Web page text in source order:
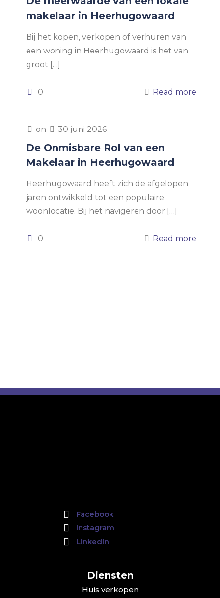
makelaar in Heerhugowaard
Bij het kopen, verkopen of verhuren van
een woning in Heerhugowaard is het van
groot […]
0 Read more
on 30 juni 2026
De Onmisbare Rol van een
Makelaar in Heerhugowaard
Heerhugowaard heeft zich de afgelopen
jaren ontwikkeld tot een populaire
woonlocatie. Bij het navigeren door […]
0 Read more
Facebook
Instagram
LinkedIn
Diensten
Huis verkopen